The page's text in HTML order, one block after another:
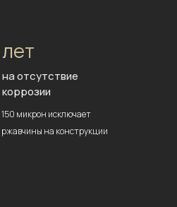
лет
на отсутствие
коррозии
микрон исключает
ржавчины на конструкции